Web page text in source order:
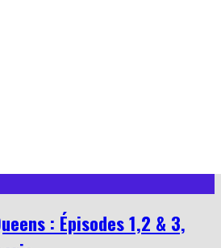
: Épisodes 1,2 & 3,